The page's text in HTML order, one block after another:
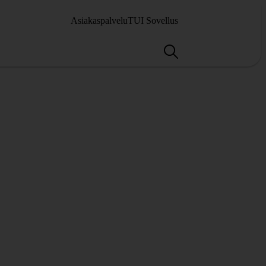
AsiakaspalveluTUI Sovellus